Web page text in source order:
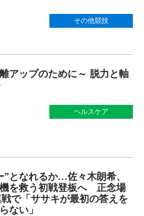
その他競技
アップのために～ 脱力と軸
ヘルスケア
”となれるか…佐々木朗希、
機を救う初戦登板へ 正念場
で「ササキが最初の答えを
ない」